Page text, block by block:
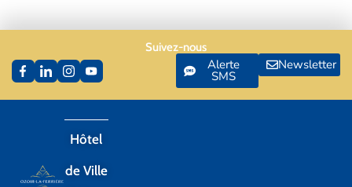
Hôtel
de Ville
Suivez-nous
Alerte
SMS
Newsletter